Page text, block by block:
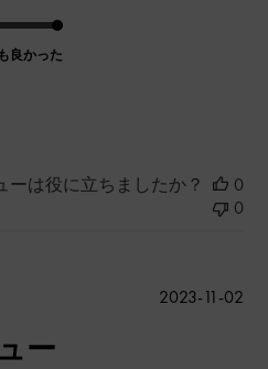
良かった
ーは役に立ちましたか？
0
0
ー
公
2023-11-02